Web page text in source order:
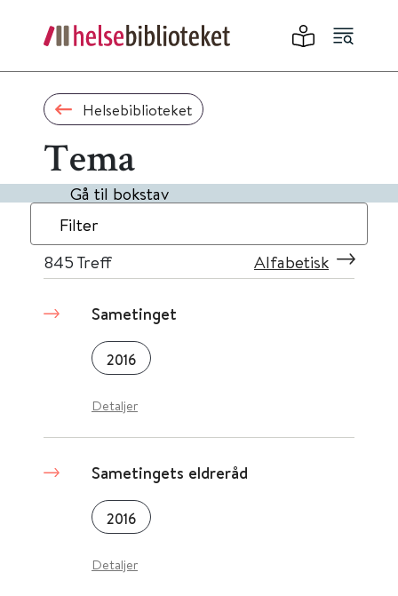
Helsebiblioteket
Tema
Gå til bokstav
Filter
845 Treff Alfabetisk
Sametinget
2016
Detaljer
Sametingets eldreråd
2016
Detaljer